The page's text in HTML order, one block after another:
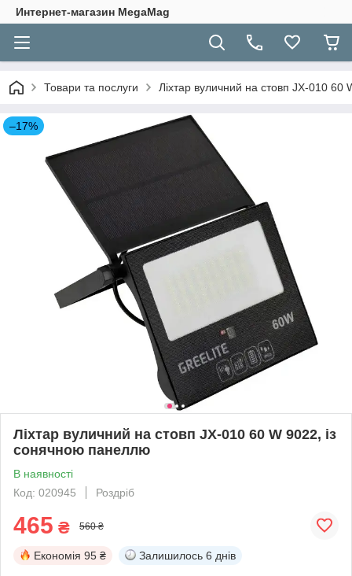
Интернет-магазин MegaMag
Товари та послуги Ліхтар вуличний на стовп JX-010
–17%
Ліхтар вуличний на стовп JX-010 60 W 9022, із
сонячною панеллю
В наявності
Код: 020945
Роздріб
465 ₴ 560 ₴
Економія 95 ₴ Залишилось 6 днів